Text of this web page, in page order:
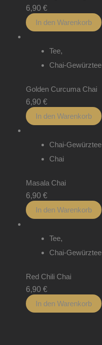
6,90 €
In den Warenkorb
Tee,
Chai-Gewürztee
Golden Curcuma Chai
6,90 €
In den Warenkorb
Chai-Gewürztee
Chai
Masala Chai
6,90 €
In den Warenkorb
Tee,
Chai-Gewürztee
Red Chili Chai
6,90 €
In den Warenkorb